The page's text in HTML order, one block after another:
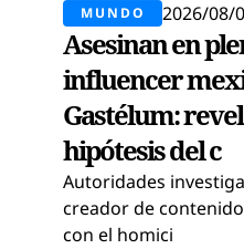
MUNDO 2026/08/
Asesinan en
influencer
Gastélum:
hipótesis del c
Autoridades
creador de
con el homici